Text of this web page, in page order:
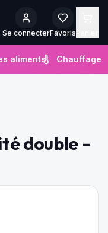
Se connecterFavoris
aliments Chauffage
double -